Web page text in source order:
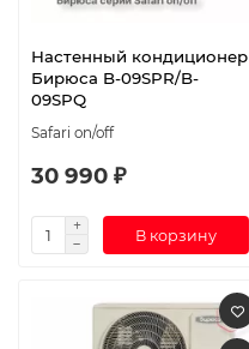
Настенный кондиционер
Бирюса B-09SPR/B-
09SPQ
Safari on/off
30 990 ₽
В корзину